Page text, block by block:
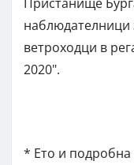
наблюдателници
ветроходци в
2020".
* Ето и